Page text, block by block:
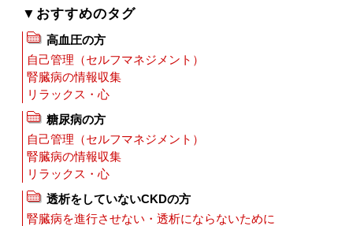
▼おすすめのタグ
高血圧の方
自己管理（セルフマネジメント）
腎臓病の情報収集
リラックス・心
糖尿病の方
自己管理（セルフマネジメント）
腎臓病の情報収集
リラックス・心
透析をしていないCKDの方
腎臓病を進行させない・透析にならないために